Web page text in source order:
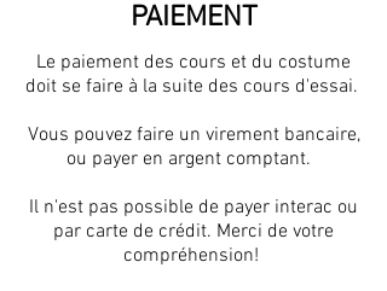
PAIEMENT
Le paiement des cours et du costume
doit se faire à la suite des cours d'essai.
Vous pouvez faire un virement bancaire,
ou payer en argent comptant.
Il n'est pas possible de payer interac ou
par carte de crédit. Merci de votre
compréhension!